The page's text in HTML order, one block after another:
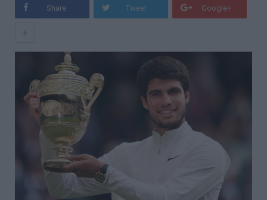
Share Tweet Google+